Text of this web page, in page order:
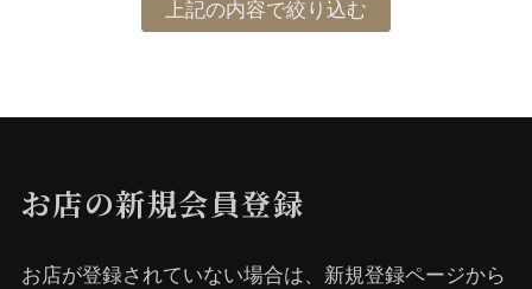
お店の新規会員登録
お店が登録されていない場合は、新規登録ページから